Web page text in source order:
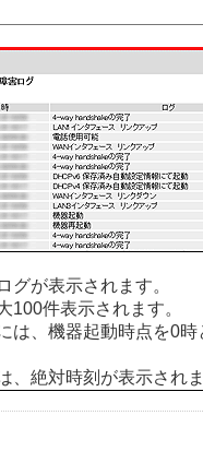
グが表示されます。
100件表示されます。
は、機器起動時点を0
、絶対時刻が表示され